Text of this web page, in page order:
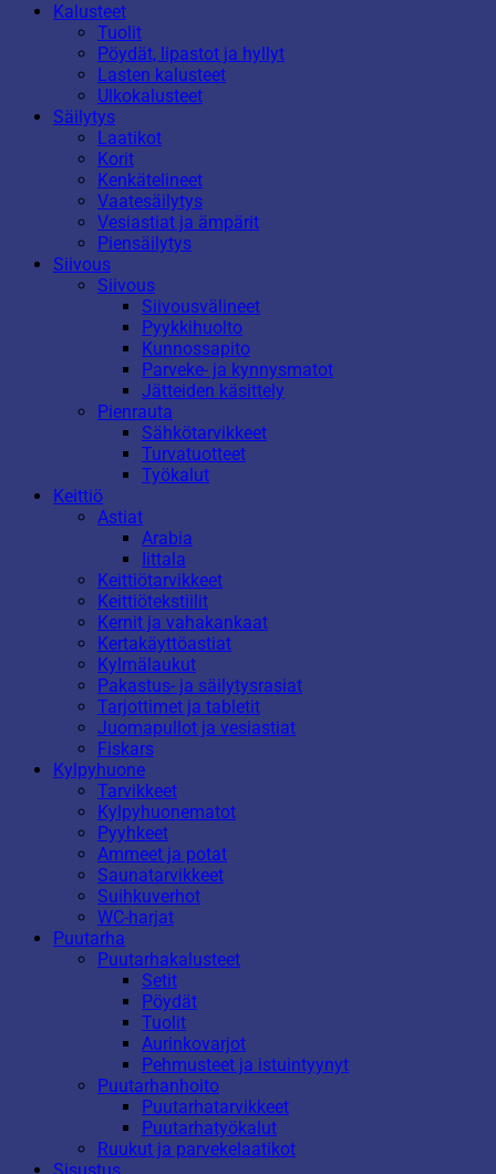
Kalusteet
Tuolit
Pöydät, lipastot ja hyllyt
Lasten kalusteet
Ulkokalusteet
Säilytys
Laatikot
Korit
Kenkätelineet
Vaatesäilytys
Vesiastiat ja ämpärit
Piensäilytys
Siivous
Siivous
Siivousvälineet
Pyykkihuolto
Kunnossapito
Parveke- ja kynnysmatot
Jätteiden käsittely
Pienrauta
Sähkötarvikkeet
Turvatuotteet
Työkalut
Keittiö
Astiat
Arabia
Iittala
Keittiötarvikkeet
Keittiötekstiilit
Kernit ja vahakankaat
Kertakäyttöastiat
Kylmälaukut
Pakastus- ja säilytysrasiat
Tarjottimet ja tabletit
Juomapullot ja vesiastiat
Fiskars
Kylpyhuone
Tarvikkeet
Kylpyhuonematot
Pyyhkeet
Ammeet ja potat
Saunatarvikkeet
Suihkuverhot
WC-harjat
Puutarha
Puutarhakalusteet
Setit
Pöydät
Tuolit
Aurinkovarjot
Pehmusteet ja istuintyynyt
Puutarhanhoito
Puutarhatarvikkeet
Puutarhatyökalut
Ruukut ja parvekelaatikot